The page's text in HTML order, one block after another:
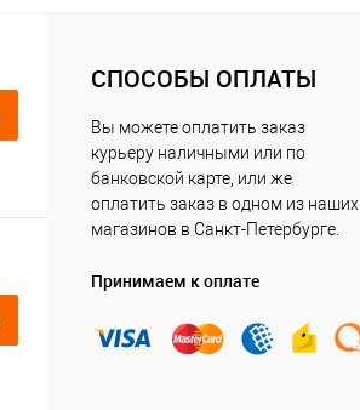
СПОСОБЫ ОПЛАТЫ
Вы можете оплатить заказ
курьеру наличными или по
банковской карте, или же
оплатить заказ в одном из наших
магазинов в Санкт-Петербурге.
Принимаем к оплате